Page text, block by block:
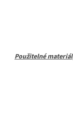
Použitelné